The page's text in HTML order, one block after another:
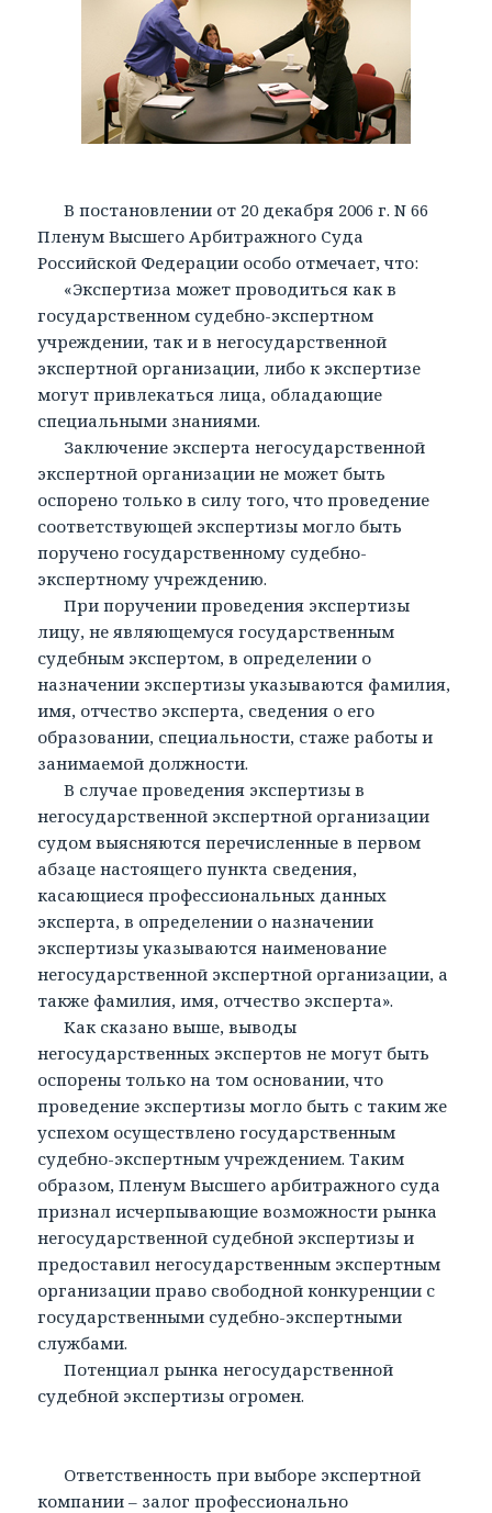
В постановлении от 20 декабря 2006 г. N 66
Пленум Высшего Арбитражного Суда
Российской Федерации особо отмечает, что:
«Экспертиза может проводиться как в
государственном судебно-экспертном
учреждении, так и в негосударственной
экспертной организации, либо к экспертизе
могут привлекаться лица, обладающие
специальными знаниями.
Заключение эксперта негосударственной
экспертной организации не может быть
оспорено только в силу того, что проведение
соответствующей экспертизы могло быть
поручено государственному судебно-
экспертному учреждению.
При поручении проведения экспертизы
лицу, не являющемуся государственным
судебным экспертом, в определении о
назначении экспертизы указываются фамилия,
имя, отчество эксперта, сведения о его
образовании, специальности, стаже работы и
занимаемой должности.
В случае проведения экспертизы в
негосударственной экспертной организации
судом выясняются перечисленные в первом
абзаце настоящего пункта сведения,
касающиеся профессиональных данных
эксперта, в определении о назначении
экспертизы указываются наименование
негосударственной экспертной организации, а
также фамилия, имя, отчество эксперта».
Как сказано выше, выводы
негосударственных экспертов не могут быть
оспорены только на том основании, что
проведение экспертизы могло быть с таким же
успехом осуществлено государственным
судебно-экспертным учреждением. Таким
образом, Пленум Высшего арбитражного суда
признал исчерпывающие возможности рынка
негосударственной судебной экспертизы и
предоставил негосударственным экспертным
организации право свободной конкуренции с
государственными судебно-экспертными
службами.
Потенциал рынка негосударственной
судебной экспертизы огромен.
Ответственность при выборе экспертной
компании – залог профессионально